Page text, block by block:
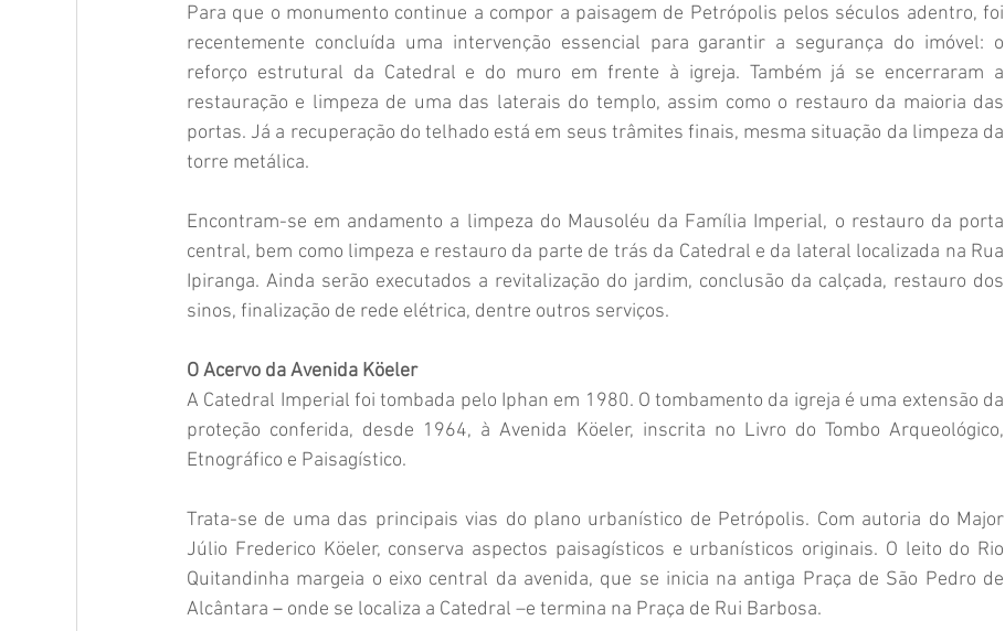
Para que o monumento continue a compor a paisagem de Petrópolis pelos séculos adentro, foi
recentemente concluída uma intervenção essencial para garantir a segurança do imóvel: o
reforço estrutural da Catedral e do muro em frente à igreja. Também já se encerraram a
restauração e limpeza de uma das laterais do templo, assim como o restauro da maioria das
portas. Já a recuperação do telhado está em seus trâmites finais, mesma situação da limpeza da
torre metálica.
Encontram-se em andamento a limpeza do Mausoléu da Família Imperial, o restauro da porta
central, bem como limpeza e restauro da parte de trás da Catedral e da lateral localizada na Rua
Ipiranga. Ainda serão executados a revitalização do jardim, conclusão da calçada, restauro dos
sinos, finalização de rede elétrica, dentre outros serviços.
O Acervo da Avenida Köeler
A Catedral Imperial foi tombada pelo Iphan em 1980. O tombamento da igreja é uma extensão da
proteção conferida, desde 1964, à Avenida Köeler, inscrita no Livro do Tombo Arqueológico,
Etnográfico e Paisagístico.
Trata-se de uma das principais vias do plano urbanístico de Petrópolis. Com autoria do Major
Júlio Frederico Köeler, conserva aspectos paisagísticos e urbanísticos originais. O leito do Rio
Quitandinha margeia o eixo central da avenida, que se inicia na antiga Praça de São Pedro de
Alcântara – onde se localiza a Catedral –e termina na Praça de Rui Barbosa.